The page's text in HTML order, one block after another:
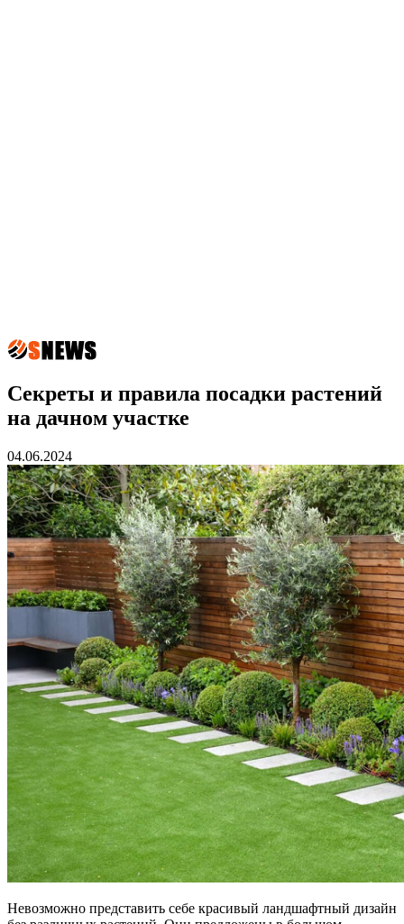
Секреты и правила посадки растений
на дачном участке
04.06.2024
Невозможно представить себе красивый ландшафтный дизайн